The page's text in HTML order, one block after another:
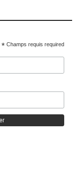
* Champs requis required